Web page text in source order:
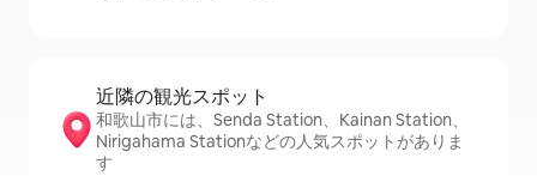
近隣の観光ス⁠ポ⁠ッ⁠ト
和歌山市には、Senda Station、Kainan Station、
Nirigahama Stationなどの人気スポットがありま
す